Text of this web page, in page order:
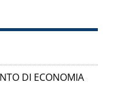
DI ECONOMIA